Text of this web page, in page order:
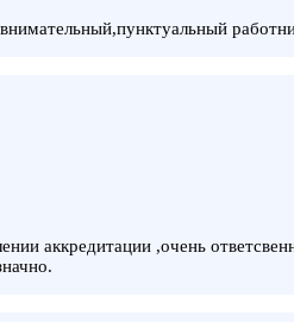
аккредитации ,очень